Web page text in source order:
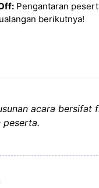
Pengantaran
berikutnya!
acara bersifat
peserta.